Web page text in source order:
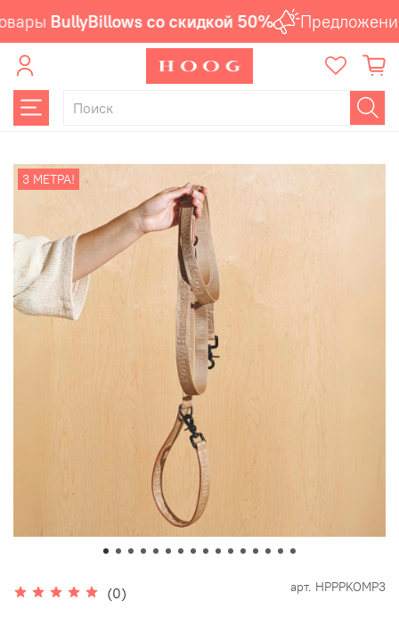
BullyBillows со скидкой 50% Предложение
3 МЕТРА!
(0) арт. HPPPKOMP3